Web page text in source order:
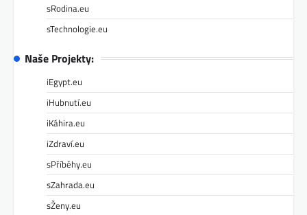
sRodina.eu
sTechnologie.eu
Naše Projekty:
iEgypt.eu
iHubnutí.eu
iKáhira.eu
iZdraví.eu
sPříběhy.eu
sZahrada.eu
sŽeny.eu